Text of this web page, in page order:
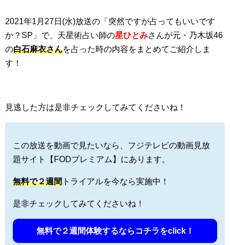
2021年1月27日(水)放送の「突然ですが占ってもいいです
か？SP」で、天星術占い師の星ひとみさんが元・乃木坂46
の白石麻衣さんを占った時の内容をまとめてご紹介しま
す！
見逃した方は是非チェックしてみてくださいね！
この放送を動画で見たいなら、フジテレビの動画見放
題サイト【FODプレミアム】にあります。
無料で２週間 トライアルを今なら実施中！
是非チェックしてみてくださいね！
無料で２週間体験するならコチラをclick！